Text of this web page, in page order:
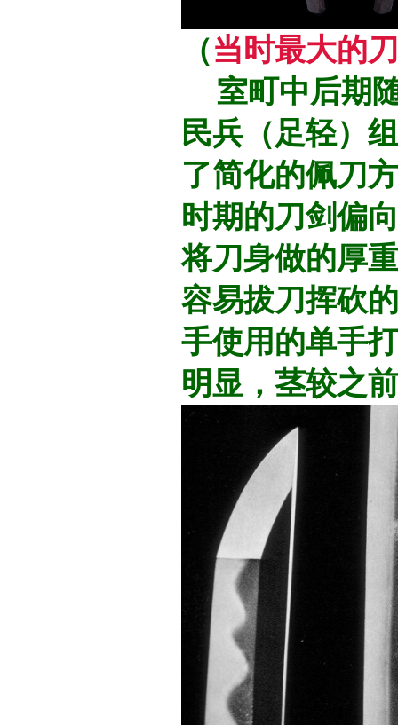
（当时最大的
室町中后期
民兵（足轻）
了简化的佩刀
时期的刀剑偏
将刀身做的厚
容易拔刀挥砍
手使用的单手
明显，茎较之